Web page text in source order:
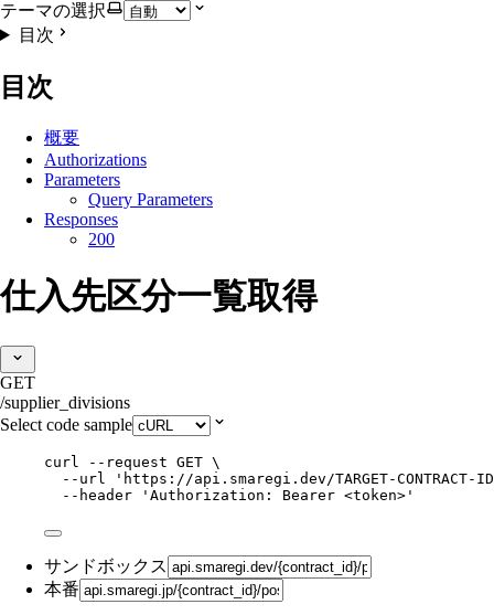
テーマの選択
目次
目次
概要
Authorizations
Parameters
Query Parameters
Responses
200
仕入先区分一覧取得
GET
/supplier_divisions
Select code sample
curl --request GET \
--url
' https://api.smaregi.dev/TARGET-
--header
' Authorization: Bearer <token> '
サンドボックス
本番